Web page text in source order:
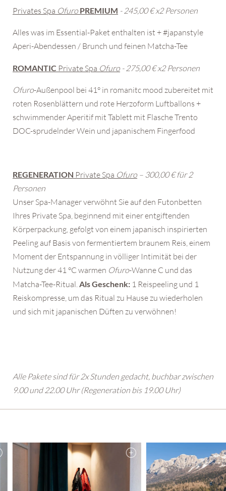
Privates Spa Ofuro PREMIUM - 245,00 € x2 Personen
Alles was im Essential-Paket enthalten ist + #japanstyle
Aperi-Abendessen / Brunch und feinen Matcha-Tee
ROMANTIC Private Spa Ofuro - 275,00 € x2 Personen
Ofuro-Außenpool bei 41° in romanitc mood zubereitet mit
roten Rosenblättern und rote Herzoform Luftballons +
schwimmender Aperitif mit Tablett mit Flasche Trento
DOC-sprudelnder Wein und japanischem Fingerfood
REGENERATION Private Spa Ofuro – 300,00 € für 2
Personen
Unser Spa-Manager verwöhnt Sie auf den Futonbetten
Ihres Private Spa, beginnend mit einer entgiftenden
Körperpackung, gefolgt von einem japanisch inspirierten
Peeling auf Basis von fermentiertem braunem Reis, einem
Moment der Entspannung in völliger Intimität bei der
Nutzung der 41 °C warmen Ofuro-Wanne C und das
Matcha-Tee-Ritual. Als Geschenk: 1 Reispeeling und 1
Reiskompresse, um das Ritual zu Hause zu wiederholen
und sich mit japanischen Düften zu verwöhnen!
Alle Pakete sind für 2x Stunden gedacht, buchbar zwischen
9.00 und 22.00 Uhr (Regeneration bis 19.00 Uhr)